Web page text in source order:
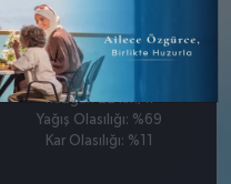
Orta kuvvetli karlı
Nem: %69
Rüzgar: 22 km/h
Yağış Olasılığı: %69
Kar Olasılığı: %11